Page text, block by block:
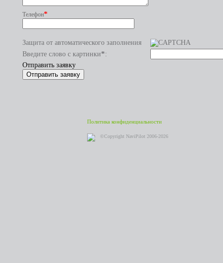
Телефон*
Защита от автоматического заполнения
Введите слово с картинки*:
Отправить заявку
Политика конфиденциальности
©Copyright NaviPilot 2006-2026